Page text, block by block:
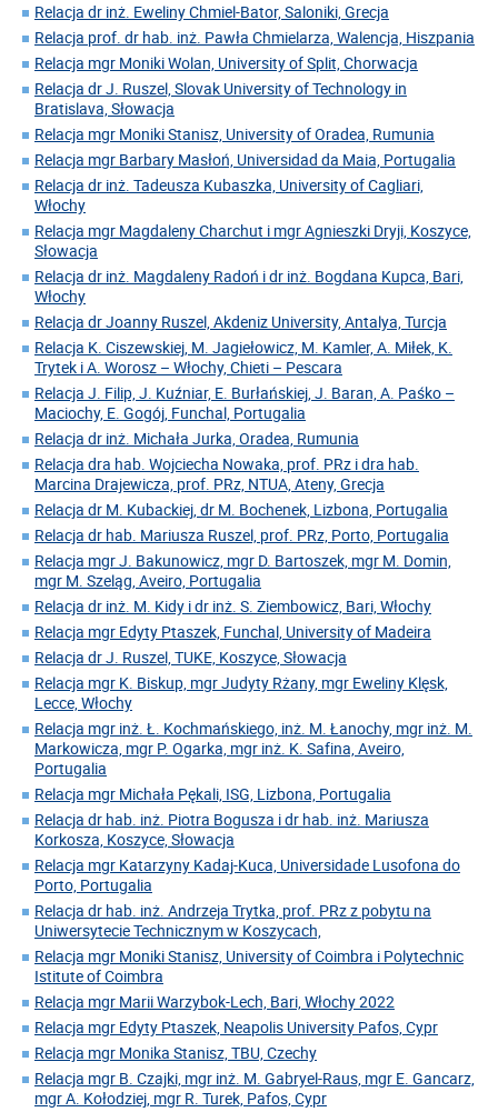
Relacja dr inż. Eweliny Chmiel-Bator, Saloniki, Grecja
Relacja prof. dr hab. inż. Pawła Chmielarza, Walencja, Hiszpania
Relacja mgr Moniki Wolan, University of Split, Chorwacja
Relacja dr J. Ruszel, Slovak University of Technology in
Bratislava, Słowacja
Relacja mgr Moniki Stanisz, University of Oradea, Rumunia
Relacja mgr Barbary Masłoń, Universidad da Maia, Portugalia
Relacja dr inż. Tadeusza Kubaszka, University of Cagliari,
Włochy
Relacja mgr Magdaleny Charchut i mgr Agnieszki Dryji, Koszyce,
Słowacja
Relacja dr inż. Magdaleny Radoń i dr inż. Bogdana Kupca, Bari,
Włochy
Relacja dr Joanny Ruszel, Akdeniz University, Antalya, Turcja
Relacja K. Ciszewskiej, M. Jagiełowicz, M. Kamler, A. Miłek, K.
Trytek i A. Worosz – Włochy, Chieti – Pescara
Relacja J. Filip, J. Kuźniar, E. Burłańskiej, J. Baran, A. Paśko –
Maciochy, E. Gogój, Funchal, Portugalia
Relacja dr inż. Michała Jurka, Oradea, Rumunia
Relacja dra hab. Wojciecha Nowaka, prof. PRz i dra hab.
Marcina Drajewicza, prof. PRz, NTUA, Ateny, Grecja
Relacja dr M. Kubackiej, dr M. Bochenek, Lizbona, Portugalia
Relacja dr hab. Mariusza Ruszel, prof. PRz, Porto, Portugalia
Relacja mgr J. Bakunowicz, mgr D. Bartoszek, mgr M. Domin,
mgr M. Szeląg, Aveiro, Portugalia
Relacja dr inż. M. Kidy i dr inż. S. Ziembowicz, Bari, Włochy
Relacja mgr Edyty Ptaszek, Funchal, University of Madeira
Relacja dr J. Ruszel, TUKE, Koszyce, Słowacja
Relacja mgr K. Biskup, mgr Judyty Rżany, mgr Eweliny Klęsk,
Lecce, Włochy
Relacja mgr inż. Ł. Kochmańskiego, inż. M. Łanochy, mgr inż. M.
Markowicza, mgr P. Ogarka, mgr inż. K. Safina, Aveiro,
Portugalia
Relacja mgr Michała Pękali, ISG, Lizbona, Portugalia
Relacja dr hab. inż. Piotra Bogusza i dr hab. inż. Mariusza
Korkosza, Koszyce, Słowacja
Relacja mgr Katarzyny Kadaj-Kuca, Universidade Lusofona do
Porto, Portugalia
Relacja dr hab. inż. Andrzeja Trytka, prof. PRz z pobytu na
Uniwersytecie Technicznym w Koszycach,
Relacja mgr Moniki Stanisz, University of Coimbra i Polytechnic
Istitute of Coimbra
Relacja mgr Marii Warzybok-Lech, Bari, Włochy 2022
Relacja mgr Edyty Ptaszek, Neapolis University Pafos, Cypr
Relacja mgr Monika Stanisz, TBU, Czechy
Relacja mgr B. Czajki, mgr inż. M. Gabryel-Raus, mgr E. Gancarz,
mgr A. Kołodziej, mgr R. Turek, Pafos, Cypr